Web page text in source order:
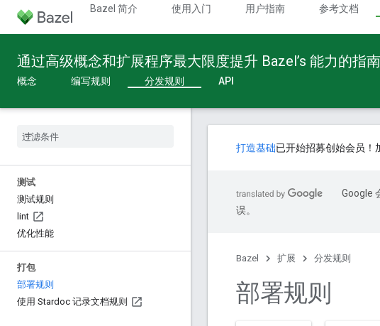
Bazel 简介 使用入门 用户指南 参考文档
通过高级概念和扩展程序最大限度提升 Bazel’s 能力的指南
概念 编写规则 分发规则 API
测试
测试规则
lint
优化性能
打包
部署规则
使用 Stardoc 记录文档规则
打造基础已开始招募创始会员！
Google
误。
Bazel 扩展 分发规则
部署规则